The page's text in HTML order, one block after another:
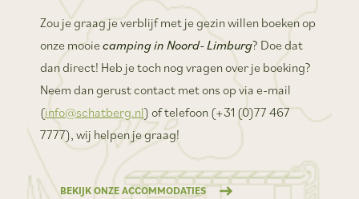
Zou je graag je verblijf met je gezin willen boeken op
onze mooiecamping in Noord- Limburg? Doe dat
dan direct! Heb je toch nog vragen over je boeking?
Neem dan gerust contact met ons op via e-mail
(info@schatberg.nl) of telefoon (+31 (0)77 467
7777), wij helpen je graag!
BEKIJK ONZE ACCOMMODATIES